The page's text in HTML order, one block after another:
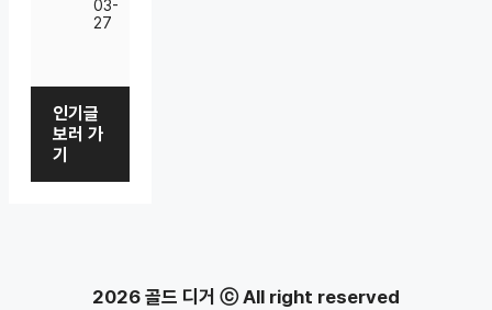
03-
27
인기글
보러 가
기
2026 골드 디거 ⓒ All right reserved